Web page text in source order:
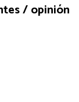
/ opinión